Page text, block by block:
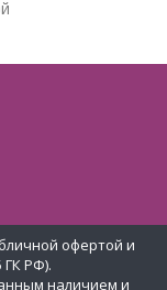
офертой и
ГК РФ).
наличием и